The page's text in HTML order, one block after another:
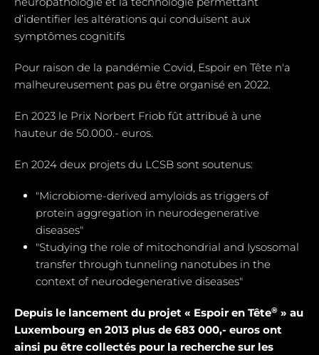
d’identifier les altérations qui conduisent aux
symptômes cognitifs
Pour raison de la pandémie Covid, Espoir en Tête n'a
malheureusement pas pu être organisé en 2022.
En 2023 le Prix Norbert Friob fût attribué à une
hauteur de 50.000.- euros.
En 2024 deux projets du LCSB sont soutenus:
"Microbiome-derived amyloids as triggers of
protein aggregation in neurodegenerative
diseases"
"Studying the role of mitochondrial and Iysosomal
transfer through tunneling nanotubes in the
context of neurodegenerative diseases"
Depuis le lancement du projet « Espoir en Tête® » au
Luxembourg en 2013 plus de 683 000,- euros ont
ainsi pu être collectés pour la recherche sur les